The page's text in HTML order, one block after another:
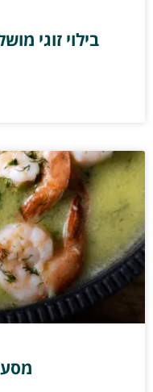
בילוי זוגי